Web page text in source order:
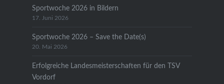
Sportwoche 2026 in Bildern
17. Juni 2026
Sportwoche 2026 – Save the Date(s)
20. Mai 2026
Erfolgreiche Landesmeisterschaften für den TSV
Vordorf